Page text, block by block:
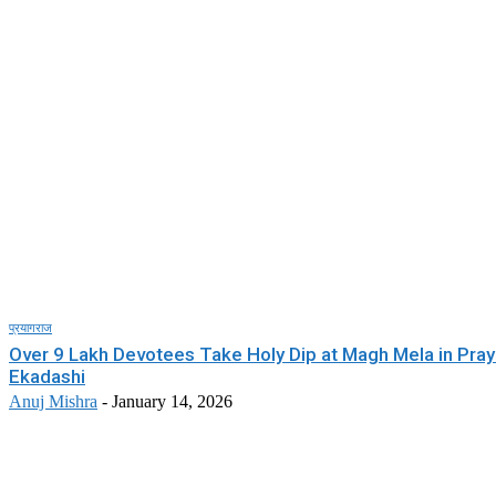
प्रयागराज
Over 9 Lakh Devotees Take Holy Dip at Magh Mela in
Ekadashi
Anuj Mishra - January 14, 2026